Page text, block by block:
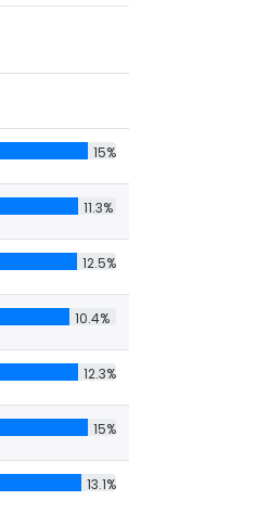
15%
11.3%
12.5%
10.4%
12.3%
15%
13.1%